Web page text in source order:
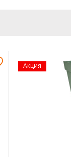
Акция